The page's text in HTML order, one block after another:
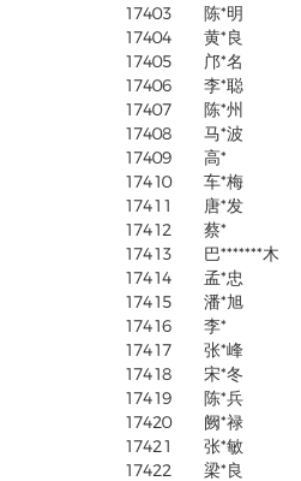
17403
陈*明
17404
黄*良
17405
邝*名
17406
李*聪
17407
陈*州
17408
马*波
17409
高*
17410
车*梅
17411
唐*发
17412
蔡*
17413
巴*******木
17414
孟*忠
17415
潘*旭
17416
李*
17417
张*峰
17418
宋*冬
17419
陈*兵
17420
阙*禄
17421
张*敏
17422
梁*良